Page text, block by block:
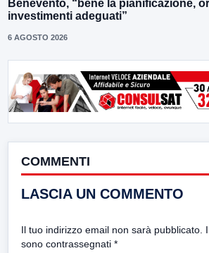
Benevento, “bene la pianificazione,
investimenti adeguati”
6 AGOSTO 2026
COMMENTI
LASCIA UN COMMENTO
Il tuo indirizzo email non sarà pubblicato.
sono contrassegnati *